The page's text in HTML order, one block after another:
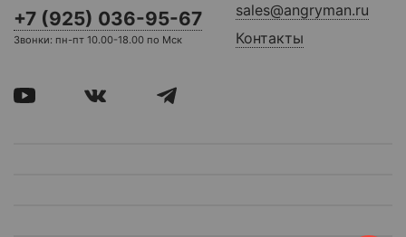
+7 (925) 036-95-67
Звонки: пн-пт 10.00-18.00 по Мск
sales@angryman.ru
Контакты